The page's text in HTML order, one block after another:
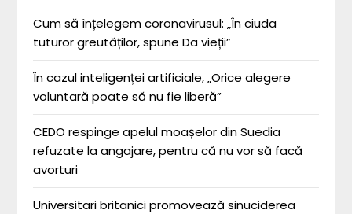
Cum să înțelegem coronavirusul: „În ciuda
tuturor greutăților, spune Da vieții”
În cazul inteligenței artificiale, „Orice alegere
voluntară poate să nu fie liberă”
CEDO respinge apelul moașelor din Suedia
refuzate la angajare, pentru că nu vor să facă
avorturi
Universitari britanici promovează sinuciderea